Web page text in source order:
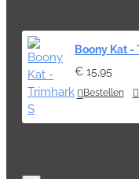
Boony Kat -
€ 15,95
Bestellen